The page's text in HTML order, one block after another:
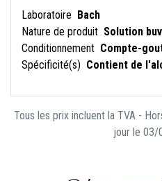
Laboratoire Bach
Nature de produit Solution
Conditionnement Compte-
Spécificité(s) Contient de
Tous les prix incluent la TVA -
jour le 03/